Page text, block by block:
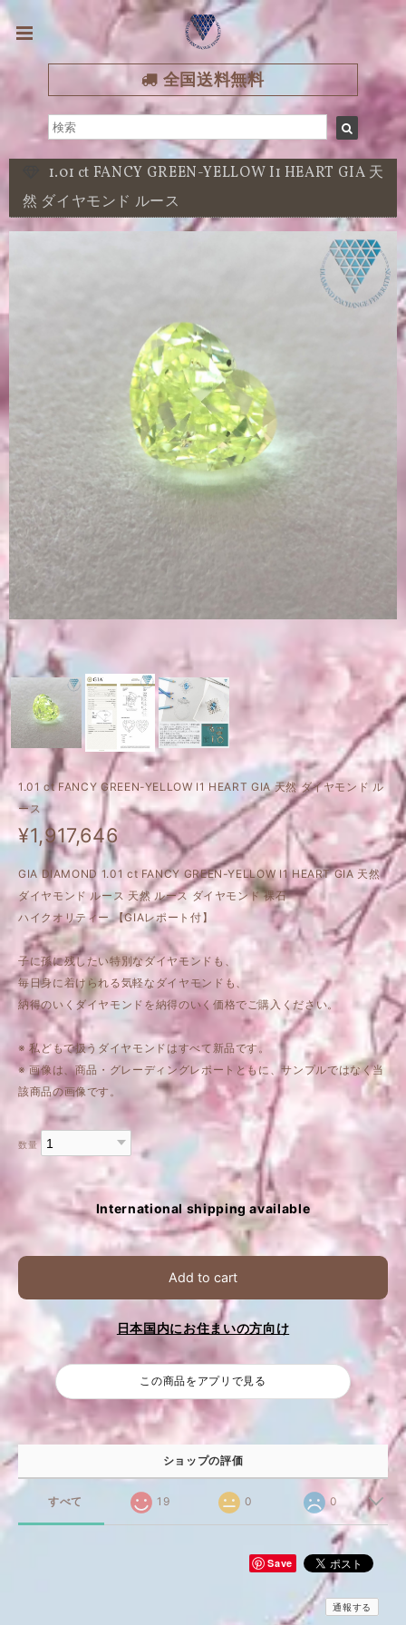
全国送料無料
1.01 ct FANCY GREEN-YELLOW I1 HEART GIA 天
然 ダイヤモンド ルース
1.01 ct FANCY GREEN-YELLOW I1 HEART GIA 天然 ダイヤモンド ル
ース
¥1,917,646
GIA DIAMOND 1.01 ct FANCY GREEN-YELLOW I1 HEART GIA 天然
ダイヤモンド ルース 天然 ルース ダイヤモンド 裸石
ハイクオリティー 【GIAレポート付】
子に孫に残したい特別なダイヤモンドも、
毎日身に着けられる気軽なダイヤモンドも、
納得のいくダイヤモンドを納得のいく価格でご購入ください。
※ 私どもで扱うダイヤモンドはすべて新品です。
※ 画像は、商品・グレーディングレポートともに、サンプルではなく当
該商品の画像です。
数量
International shipping available
Add to cart
日本国内にお住まいの方向け
この商品をアプリで見る
ショップの評価
すべて 19 0 0
Save
通報する